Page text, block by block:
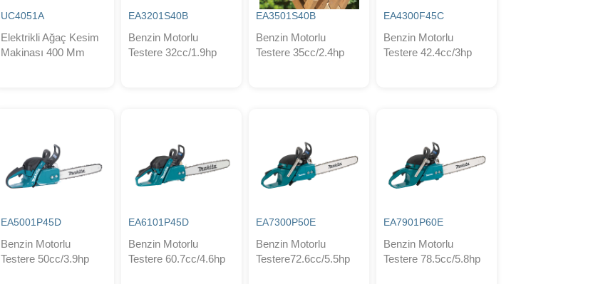
UC4051A
Elektrikli Ağaç Kesim
Makinası 400 Mm
EA3201S40B
Benzin Motorlu
Testere 32cc/1.9hp
EA3501S40B
Benzin Motorlu
Testere 35cc/2.4hp
EA4300F45C
Benzin Motorlu
Testere 42.4cc/3hp
EA5001P45D
Benzin Motorlu
Testere 50cc/3.9hp
EA6101P45D
Benzin Motorlu
Testere 60.7cc/4.6hp
EA7300P50E
Benzin Motorlu
Testere72.6cc/5.5hp
EA7901P60E
Benzin Motorlu
Testere 78.5cc/5.8hp